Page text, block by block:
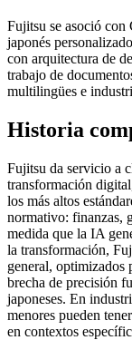
Fujitsu se asoció
japonés
con arquitectura de
trabajo de
multilingües e
Historia
Fujitsu da servicio a
transformación
los más altos
normativo: finanzas,
medida que la IA
la transformación,
general, optimizados
brecha de precisión
japoneses. En
menores pueden
en contextos